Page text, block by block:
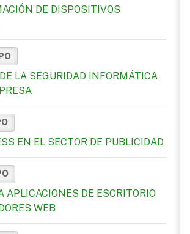
DE DISPOSITIVOS
LA SEGURIDAD INFORMÁTICA
EN EL SECTOR DE PUBLICIDAD
APLICACIONES DE ESCRITORIO
WEB